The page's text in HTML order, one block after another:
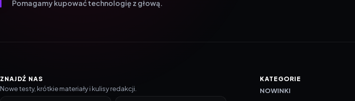
Pomagamy kupować technologię z głową.
ZNAJDŹ NAS
Nowe testy, krótkie materiały i kulisy redakcji.
KATEGORIE
NOWINKI